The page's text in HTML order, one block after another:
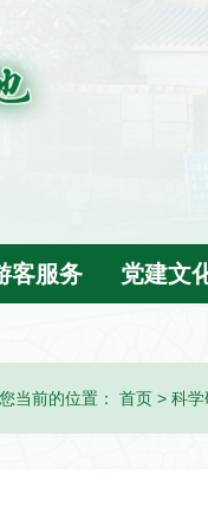
客服务 党建文
您当前的位置： 首页 > 科学